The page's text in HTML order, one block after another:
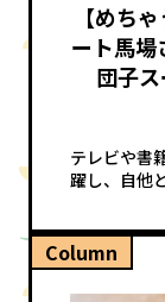
【めち
ート馬場
団子ス
テレビや書
躍し、自他
Column